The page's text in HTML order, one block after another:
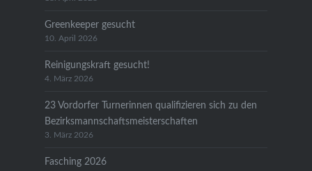
Greenkeeper gesucht
10. April 2026
Reinigungskraft gesucht!
4. März 2026
23 Vordorfer Turnerinnen qualifizieren sich zu den
Bezirksmannschaftsmeisterschaften
3. März 2026
Fasching 2026